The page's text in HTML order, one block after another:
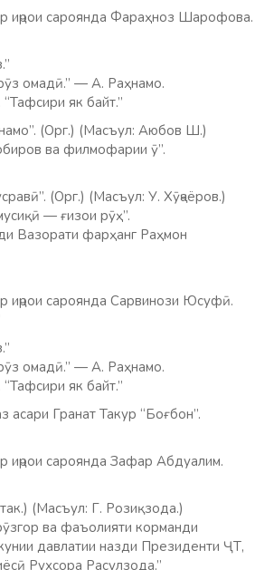
иҷрои сароянда Фараҳноз Шарофова.
омадӣ.” — А. Раҳнамо.
як байт.”
(Орг.) (Масъул: Аюбов Ш.)
ва филмофарии ӯ”.
(Орг.) (Масъул: У. Хӯҷаёров.)
— ғизои рӯҳ”.
Вазорати фарҳанг Раҳмон
иҷрои сароянда Сарвинози Юсуфӣ.
омадӣ.” — А. Раҳнамо.
як байт.”
асари Гранат Такур “Боғбон”.
иҷрои сароянда Зафар Абдуалим.
(Масъул: Г. Розиқзода.)
ва фаъолияти корманди
давлатии назди Президенти ҶТ,
Рухсора Расулзода.”